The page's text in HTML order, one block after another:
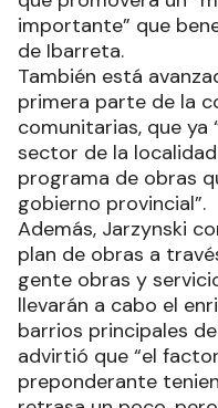
importante” que
de Ibarreta.
También está
primera parte de la
comunitarias, que
sector de la
programa de obras
gobierno provincial”.
Además, Jarzynski
plan de obras a
gente obras y
llevarán a cabo el
barrios principales
advirtió que “el
preponderante